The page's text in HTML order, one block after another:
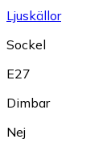
Ljuskällor
Sockel
E27
Dimbar
Nej